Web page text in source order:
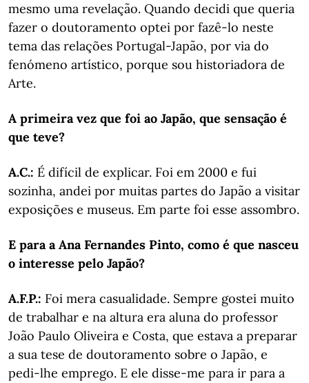
mesmo uma revelação. Quando decidi que queria
fazer o doutoramento optei por fazê-lo neste
tema das relações Portugal-Japão, por via do
fenómeno artístico, porque sou historiadora de
Arte.
A primeira vez que foi ao Japão, que sensação é
que teve?
A.C.: É difícil de explicar. Foi em 2000 e fui
sozinha, andei por muitas partes do Japão a visitar
exposições e museus. Em parte foi esse assombro.
E para a Ana Fernandes Pinto, como é que nasceu
o interesse pelo Japão?
A.F.P.: Foi mera casualidade. Sempre gostei muito
de trabalhar e na altura era aluna do professor
João Paulo Oliveira e Costa, que estava a preparar
a sua tese de doutoramento sobre o Japão, e
pedi-lhe emprego. E ele disse-me para ir para a